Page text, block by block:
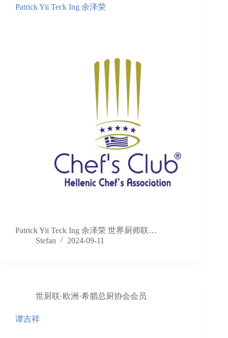
Patrick Yii Teck Ing 余泽荣
Patrick Yii Teck Ing 余泽荣 世界厨师联…
Stefan
2024-09-11
世厨联·欧洲·希腊总厨协会会员
谭吉祥